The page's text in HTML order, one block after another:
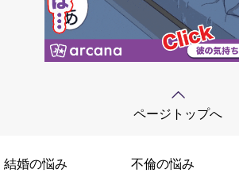
ページトップへ
結婚の悩み 不倫の悩み